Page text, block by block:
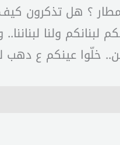
؟ هل تذكرون
ولنا
خلّوا عينكم ع دهب